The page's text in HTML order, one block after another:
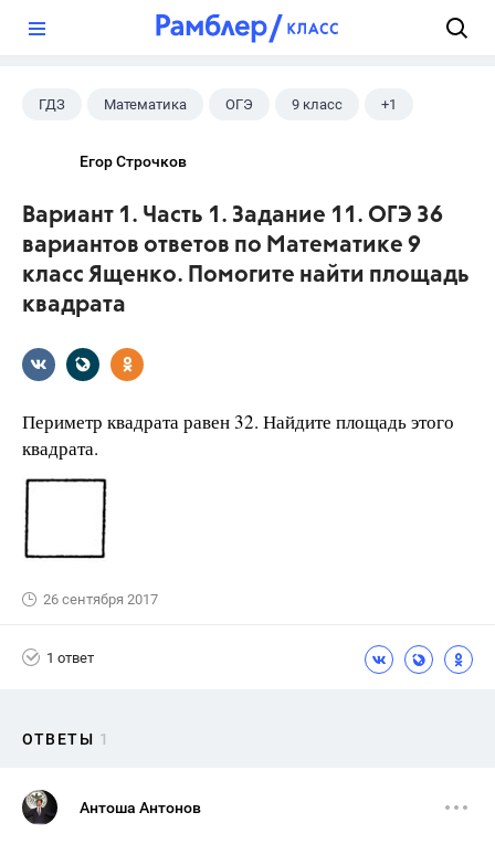
ГДЗ Математика ОГЭ 9 класс +1
Егор Строчков
Вариант 1. Часть 1. Задание 11. ОГЭ 36
вариантов ответов по Математике 9
класс Ященко. Помогите найти площадь
квадрата
Периметр квадрата равен 32. Найдите площадь этого
квадрата.
26 сентября 2017
1 ответ
ОТВЕТЫ 1
Антоша Антонов